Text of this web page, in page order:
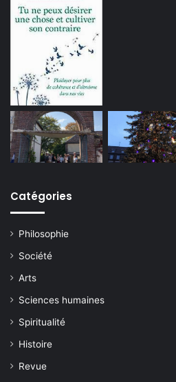
Catégories
Philosophie
Société
Arts
Sciences humaines
Spiritualité
Histoire
Revue